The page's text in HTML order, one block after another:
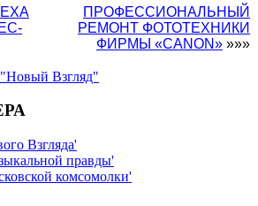
ПРОФЕССИОНАЛЬНЫЙ
РЕМОНТ ФОТОТЕХНИКИ
ФИРМЫ «CANON» »»»